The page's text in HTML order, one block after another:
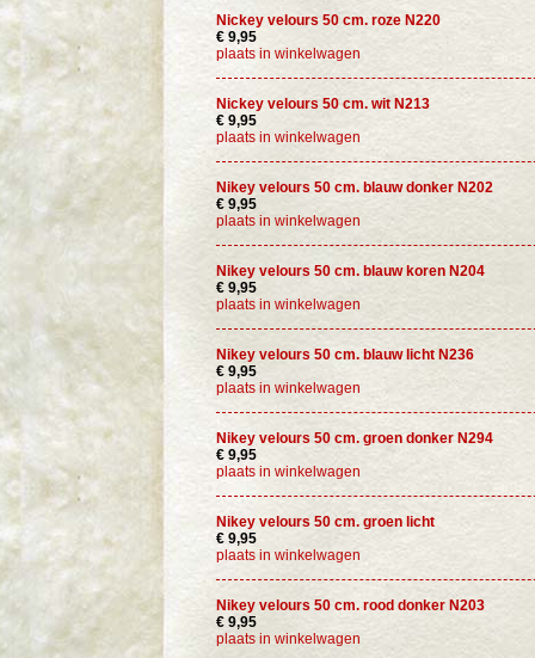
Nickey velours 50 cm. roze N220
€ 9,95
plaats in winkelwagen
Nickey velours 50 cm. wit N213
€ 9,95
plaats in winkelwagen
Nikey velours 50 cm. blauw donker N202
€ 9,95
plaats in winkelwagen
Nikey velours 50 cm. blauw koren N204
€ 9,95
plaats in winkelwagen
Nikey velours 50 cm. blauw licht N236
€ 9,95
plaats in winkelwagen
Nikey velours 50 cm. groen donker N294
€ 9,95
plaats in winkelwagen
Nikey velours 50 cm. groen licht
€ 9,95
plaats in winkelwagen
Nikey velours 50 cm. rood donker N203
€ 9,95
plaats in winkelwagen